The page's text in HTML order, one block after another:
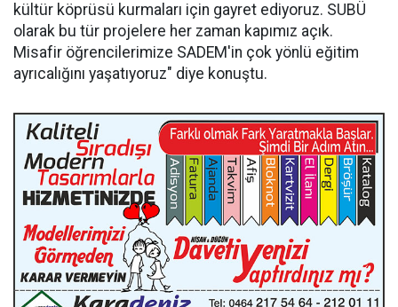
kültür köprüsü kurmaları için gayret ediyoruz. SUBÜ
olarak bu tür projelere her zaman kapımız açık.
Misafir öğrencilerimize SADEM'in çok yönlü eğitim
ayrıcalığını yaşatıyoruz" diye konuştu.